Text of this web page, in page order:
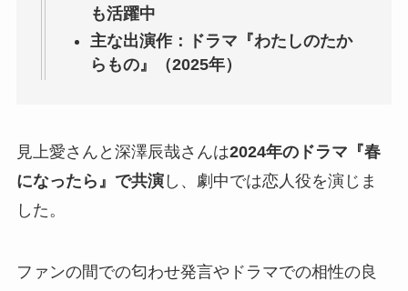
も活躍中
主な出演作：ドラマ『わたしのたか
らもの』（2025年）
見上愛さんと深澤辰哉さんは2024年のドラマ『春
になったら』で共演し、劇中では恋人役を演じま
した。
ファンの間での匂わせ発言やドラマでの相性の良